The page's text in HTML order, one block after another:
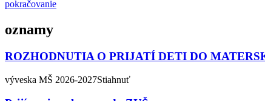
pokračovanie
oznamy
ROZHODNUTIA O PRIJATÍ DETI DO
výveska MŠ 2026-2027Stiahnuť